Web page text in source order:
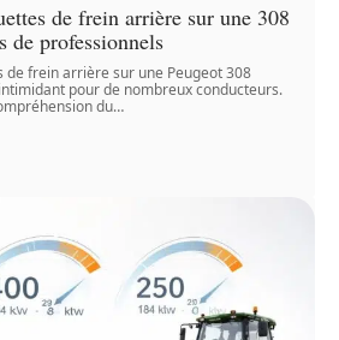
de frein arrière sur une 308
de professionnels
de frein arrière sur une Peugeot 308
pour de nombreux conducteurs.
du…